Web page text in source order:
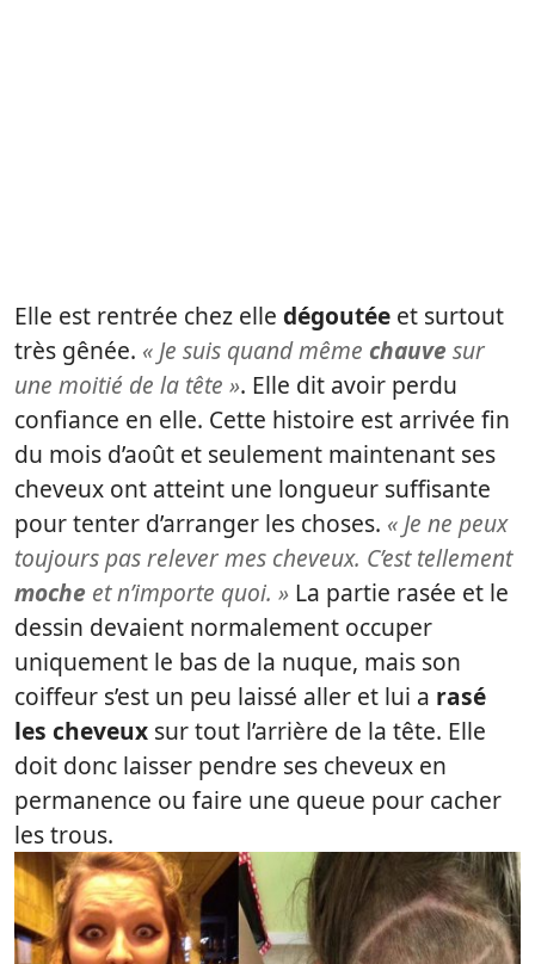
Elle est rentrée chez elle dégoutée et surtout
très gênée. « Je suis quand même chauvesur
une moitié de la tête ». Elle dit avoir perdu
confiance en elle. Cette histoire est arrivée fin
du mois d’août et seulement maintenant ses
cheveux ont atteint une longueur suffisante
pour tenter d’arranger les choses. « Je ne peux
toujours pas relever mes cheveux. C’est tellement
moche et n’importe quoi. » La partie rasée et le
dessin devaient normalement occuper
uniquement le bas de la nuque, mais son
coiffeur s’est un peu laissé aller et lui a rasé
les cheveux sur tout l’arrière de la tête. Elle
doit donc laisser pendre ses cheveux en
permanence ou faire une queue pour cacher
les trous.